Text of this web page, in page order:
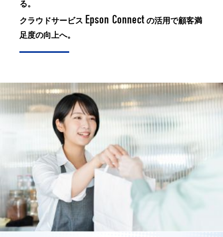
For Developers
Innovation Place
る。
クラウドサービス Epson Connectの活用で顧客満
足度の向上へ。